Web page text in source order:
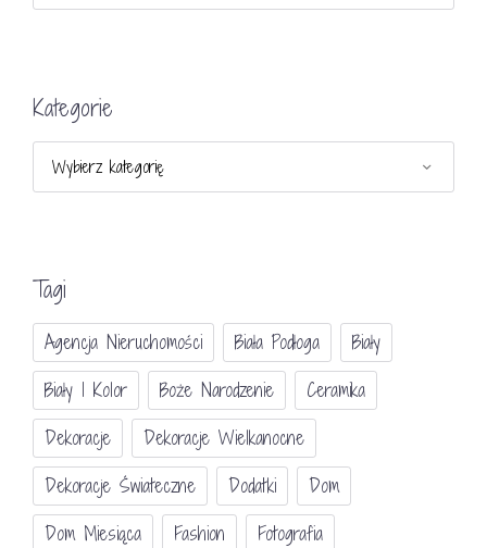
Kategorie
Tagi
Agencja Nieruchomości Biała Podłoga
Biały
Biały I Kolor
Boże Narodzenie
Ceramika
Dekoracje
Dekoracje Wielkanocne
Dekoracje Świateczne
Dodatki
Dom
Dom Miesiąca
Fashion
Fotografia